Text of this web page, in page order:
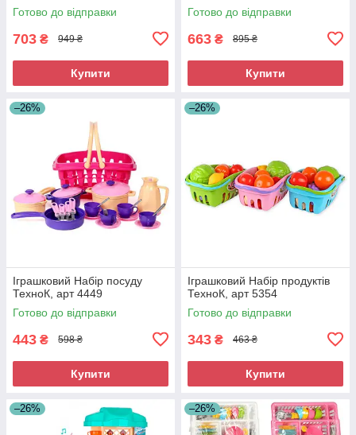
Готово до відправки
703 ₴ 949 ₴
Купити
Готово до відправки
663 ₴ 895 ₴
Купити
–26%
Іграшковий Набір посуду
ТехноК, арт 4449
Готово до відправки
443 ₴ 598 ₴
Купити
–26%
Іграшковий Набір продуктів
ТехноК, арт 5354
Готово до відправки
343 ₴ 463 ₴
Купити
–26% –26%